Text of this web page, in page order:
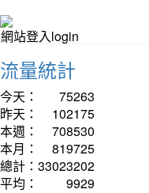
網站登入login
流量統計
今天：
75263
昨天：
102175
本週：
708530
本月：
819725
總計： 33023202
平均：
9929